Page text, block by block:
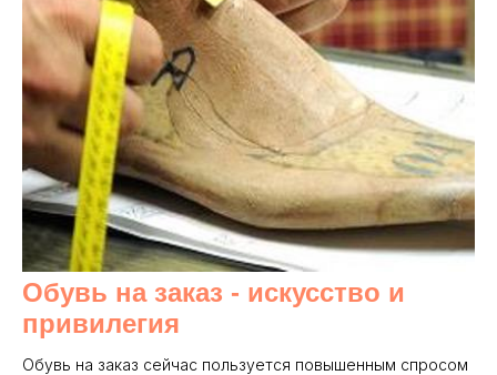
Обувь на заказ - искусство и
привилегия
Обувь на заказ сейчас пользуется повышенным спросом